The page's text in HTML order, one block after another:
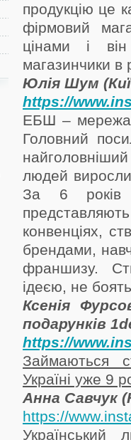
продукцію це
фірмовий
цінами і
магазинчики в
Юлія Шум
https://
ЕБШ – мережа
Головний
людей виросли
За 6 років
конвенціях,
брендами,
франшизу.
ідеєю, не
Ксенія
подарунків
https://
Займаються
Україні уже 9
Анна Савчук
https://
Український